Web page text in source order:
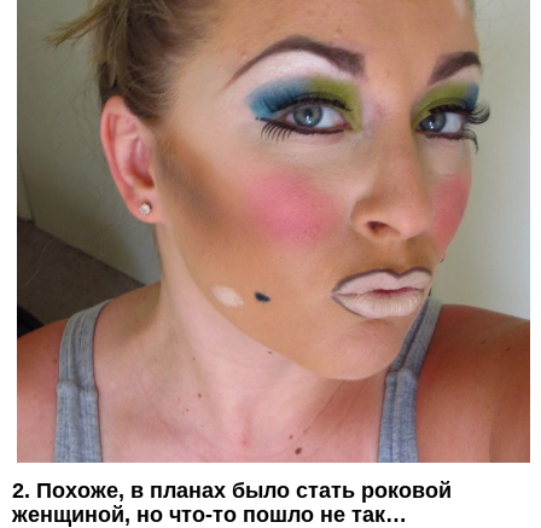
2. Похоже, в планах было стать роковой
женщиной, но что-то пошло не так…